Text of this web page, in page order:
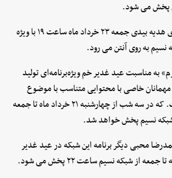
برنامه «نسیمی شو» با اجرای هدیه بیدی جمعه ۲۳ خرداد ماه ساعت ۱۹ با ویژه
نسیم به روی آنتن می رود.
به مناسبت عید غدیر خم ویژه‌برنامه‌ای تولید
خاصی با محتوایی متناسب با موضوع
ولایت حضور خواهند داشت. که در سه شب از چهارشنبه ۲۱ خرداد ماه تا جمعه
محبی دیگر برنامه این شبکه در عید غدیر
از شبکه نسیم ساعت ۲۲ پخش می شود.